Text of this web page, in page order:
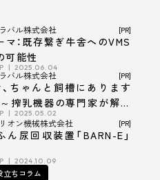
式会社
パン社
バル株式会社 [PR]
：既存繋ぎ牛舎へのVMS
可能性
2025.06.04
バル株式会社 [PR]
、ちゃんと飼槽にあります
～搾乳機器の専門家が解説
乳ロボット牛舎とエサの
係～
2025.05.02
オン機械株式会社 [PR]
ん尿回収装置「BARN-E」
2024.10.09
立ちコラム